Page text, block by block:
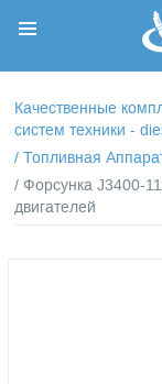
Качественные
систем техники -
/Топливная
/ Форсунка J3400-
двигателей